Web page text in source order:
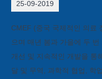
25-09-2019
CMEF (중국 국제적인 의료
으며 매년 봄과 가을에 두
개선 및 지속적인 개발을 통
달 및 무역, 과학적 협업, 학